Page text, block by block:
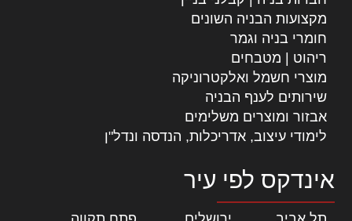
מקצועות הבניה השונים
חומרי בניה וגמר
ריהוט | מטבחים
מוצרי חשמל ואלקטרוניקה
שירותים לענף הבניה
אבזור ומוצרים משלימים
לימודי עיצוב, אדריכלות, הנדסה ונדל"ן
אינדקס לפי עיר